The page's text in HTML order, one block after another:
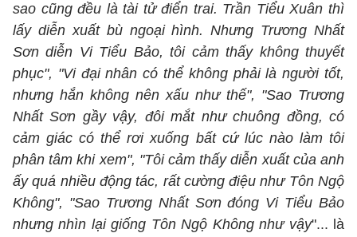
sao cũng đều là tài tử điển trai. Trần Tiểu Xuân thì
lấy diễn xuất bù ngoại hình. Nhưng Trương Nhất
Sơn diễn Vi Tiểu Bảo, tôi cảm thấy không thuyết
phục", "Vi đại nhân có thể không phải là người tốt,
nhưng hắn không nên xấu như thế", "Sao Trương
Nhất Sơn gầy vậy, đôi mắt như chuông đồng, có
cảm giác có thể rơi xuống bất cứ lúc nào làm tôi
phân tâm khi xem", "Tôi cảm thấy diễn xuất của anh
ấy quá nhiều động tác, rất cường điệu như Tôn Ngộ
Không", "Sao Trương Nhất Sơn đóng Vi Tiểu Bảo
nhưng nhìn lại giống Tôn Ngộ Không như vậy"... là